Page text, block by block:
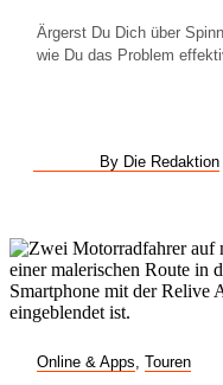
Ärgerst Du Dich über
wie Du das Problem
By Die Redaktion
Online & Apps Touren